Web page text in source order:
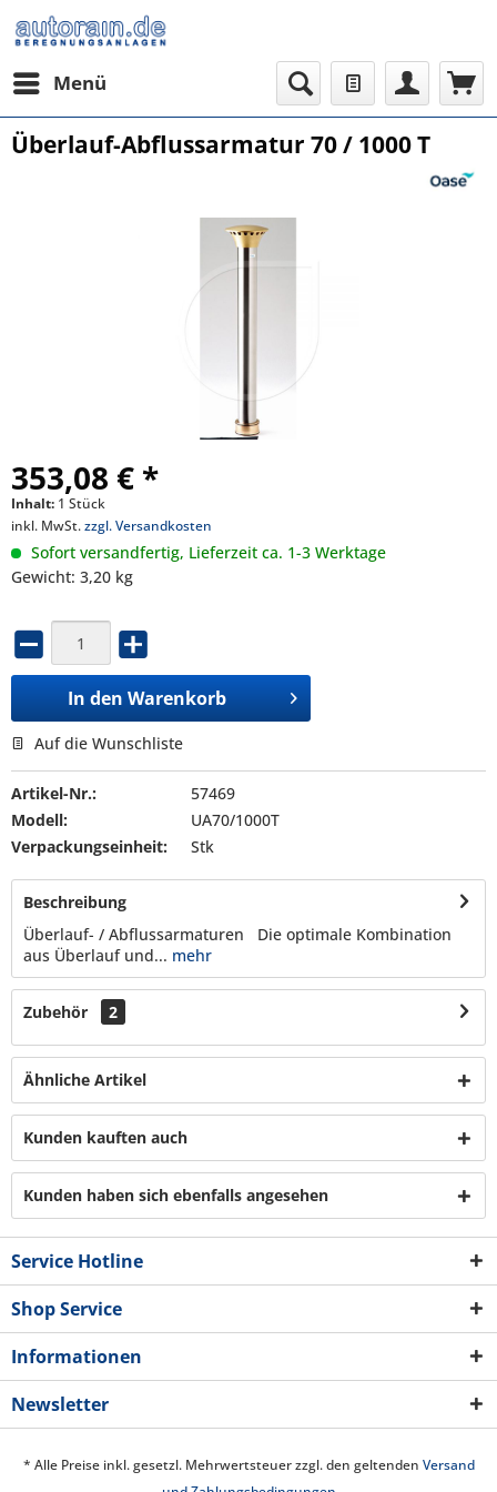
Menü
Überlauf-Abflussarmatur 70 / 1000 T
353,08 € *
Inhalt: 1 Stück
inkl. MwSt.zzgl. Versandkosten
Sofort versandfertig, Lieferzeit ca. 1-3 Werktage
Gewicht: 3,20 kg
In den Warenkorb
Auf die Wunschliste
Artikel-Nr.:
57469
Modell:
UA70/1000T
Verpackungseinheit:
Stk
Beschreibung
Überlauf- / Abflussarmaturen Die optimale Kombination
aus Überlauf und... mehr
Zubehör 2
Ähnliche Artikel
Kunden kauften auch
Kunden haben sich ebenfalls angesehen
Service Hotline
Shop Service
Informationen
Newsletter
* Alle Preise inkl. gesetzl. Mehrwertsteuer zzgl. den geltenden Versand